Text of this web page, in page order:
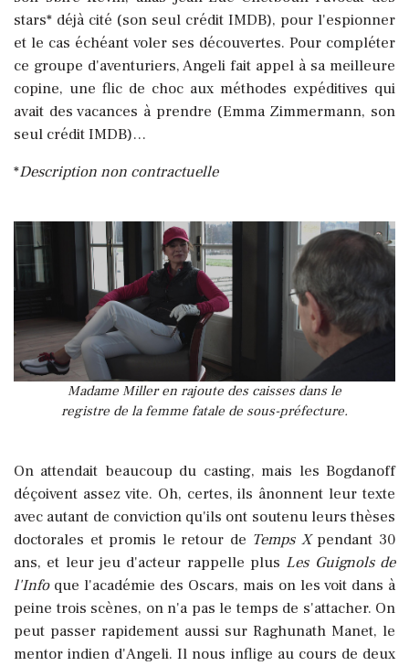
stars* déjà cité (son seul crédit IMDB), pour l'espionner
et le cas échéant voler ses découvertes. Pour compléter
ce groupe d'aventuriers, Angeli fait appel à sa meilleure
copine, une flic de choc aux méthodes expéditives qui
avait des vacances à prendre (Emma Zimmermann, son
seul crédit IMDB)…
*Description non contractuelle
Madame Miller en rajoute des caisses dans le
registre de la femme fatale de sous-préfecture.
On attendait beaucoup du casting, mais les Bogdanoff
déçoivent assez vite. Oh, certes, ils ânonnent leur texte
avec autant de conviction qu'ils ont soutenu leurs thèses
doctorales et promis le retour de Temps Xpendant 30
ans, et leur jeu d'acteur rappelle plus Les Guignols de
l'Infoque l'académie des Oscars, mais on les voit dans à
peine trois scènes, on n'a pas le temps de s'attacher. On
peut passer rapidement aussi sur Raghunath Manet, le
mentor indien d'Angeli. Il nous inflige au cours de deux